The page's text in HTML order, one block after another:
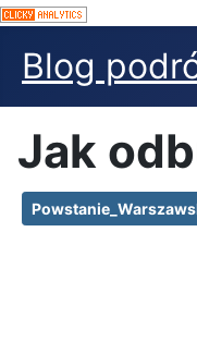
Blog
Jak